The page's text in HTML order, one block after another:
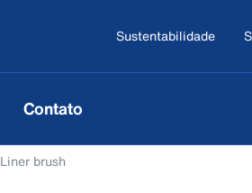
Sustentabilidade
Contato
Liner brush